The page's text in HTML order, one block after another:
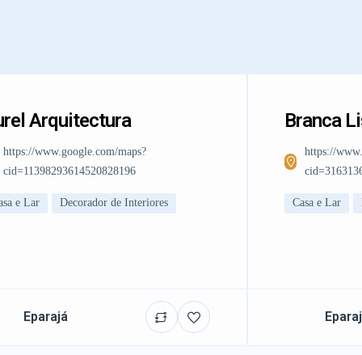
Arquitectura
https://www.google.com/maps?
cid=11398293614520828196
e Lar Decorador de Interiores
Eparajá
Branca
https://
Casa e Lar